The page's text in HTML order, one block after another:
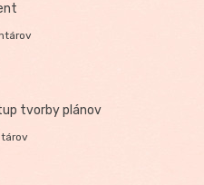
tvorby plánov